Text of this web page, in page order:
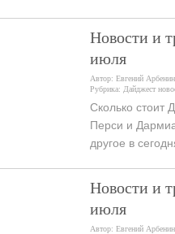
Новости и
июля
Автор:Евгений Арбенин
Рубрика: Дайджест
Сколько стоит
Перси и
другое в
Новости и
июля
Автор:Евгений Арбенин